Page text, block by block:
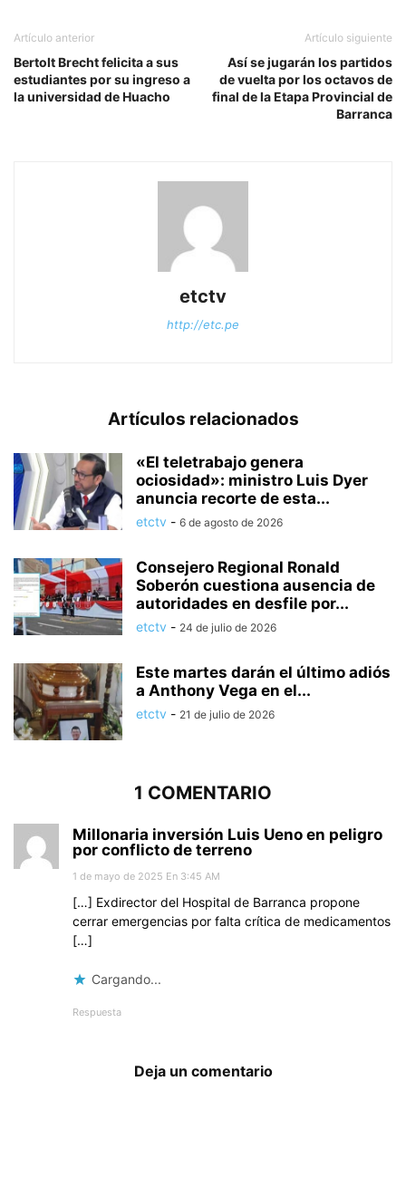
Artículo anterior
Bertolt Brecht felicita a sus
estudiantes por su ingreso a
la universidad de Huacho
Artículo siguiente
Así se jugarán los partidos
de vuelta por los octavos de
final de la Etapa Provincial de
Barranca
etctv
http://etc.pe
Artículos relacionados
«El teletrabajo genera
ociosidad»: ministro Luis Dyer
anuncia recorte de esta...
etctv - 6 de agosto de 2026
Consejero Regional Ronald
Soberón cuestiona ausencia de
autoridades en desfile por...
etctv - 24 de julio de 2026
Este martes darán el último adiós
a Anthony Vega en el...
etctv - 21 de julio de 2026
1 COMENTARIO
Millonaria inversión Luis Ueno en peligro
por conflicto de terreno
1 de mayo de 2025 En 3:45 AM
[…] Exdirector del Hospital de Barranca propone
cerrar emergencias por falta crítica de medicamentos
[…]
Cargando...
Respuesta
Deja un comentario